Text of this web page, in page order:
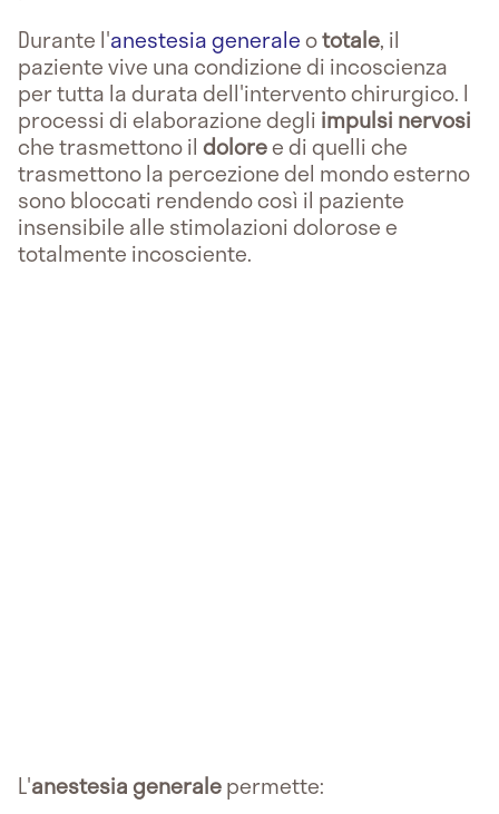
Durante l'anestesia generaleototale, il
paziente vive una condizione di incoscienza
per tutta la durata dell'intervento chirurgico. I
processi di elaborazione degli impulsi nervosi
che trasmettono il doloree di quelli che
trasmettono la percezione del mondo esterno
sono bloccati rendendo così il paziente
insensibile alle stimolazioni dolorose e
totalmente incosciente.
L'anestesia generalepermette: